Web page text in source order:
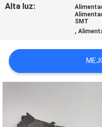
SHOPPING
MAPA
SITIO
Alta luz:
SMT
,